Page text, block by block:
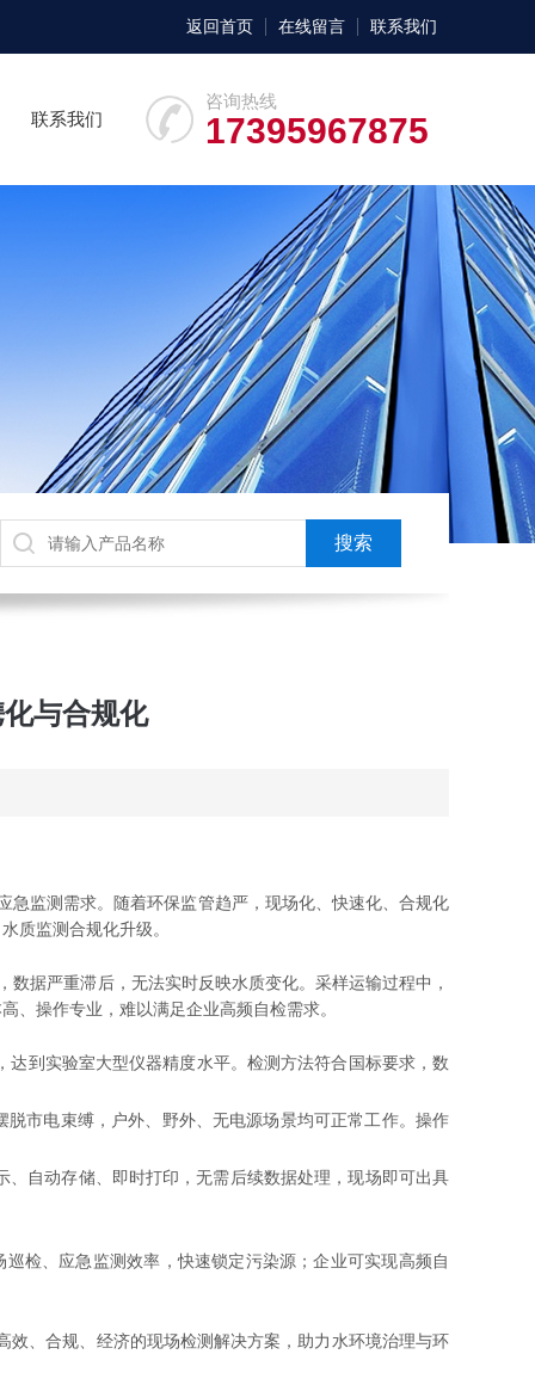
返回首页 在线留言 联系我们
咨询热线
17395967875
联系我们
与合规化
急监测需求。随着环保监管趋严，现场化、快速化、合规化
质监测合规化升级。
数据严重滞后，无法实时反映水质变化。采样运输过程中，
、操作专业，难以满足企业高频自检需求。
到实验室大型仪器精度水平。检测方法符合国标要求，数
市电束缚，户外、野外、无电源场景均可正常工作。操作
自动存储、即时打印，无需后续数据处理，现场即可出具
检、应急监测效率，快速锁定污染源；企业可实现高频自
效、合规、经济的现场检测解决方案，助力水环境治理与环